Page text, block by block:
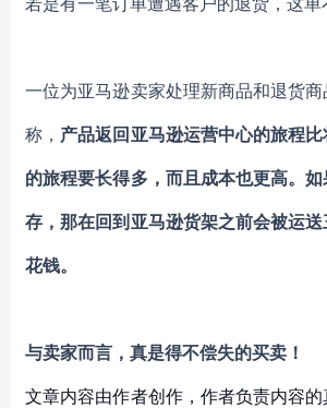
一位为亚马逊卖家处理新商品和退货
称， 产品返回亚马逊运营中心的旅程
的旅程要长得多，而且成本也更高。
存，那在回到亚马逊货架之前会被运
花钱。
与卖家而言，真是得不偿失的买卖！
文章内容由作者创作，作者负责内容